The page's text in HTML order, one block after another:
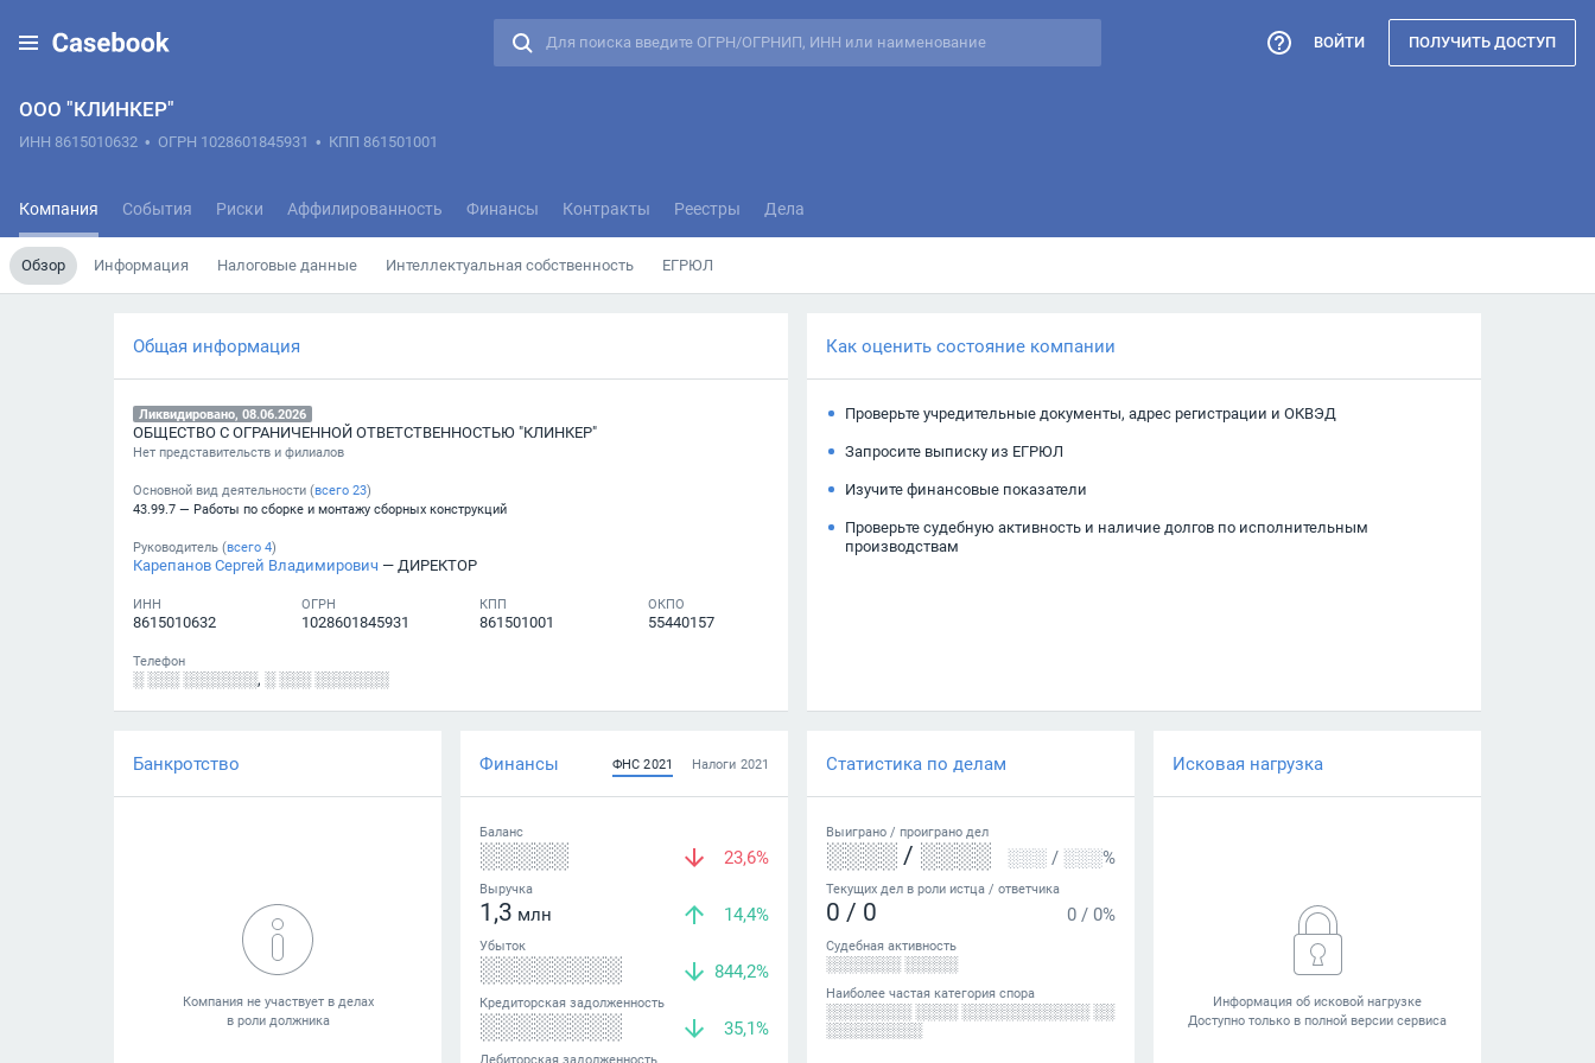
ООО "КЛИНКЕР"
ИНН 8615010632 • ОГРН 1028601845931 • КПП 861501001
Компания События Риски Аффилированность Финансы Контракты Реестры Дела
Обзор Информация Налоговые данные Интеллектуальная собственность ЕГРЮЛ
ВОЙТИ ПОЛУЧИТЬ ДОСТУП
Общая информация
Ликвидировано, 08.06.2026
ОБЩЕСТВО С ОГРАНИЧЕННОЙ ОТВЕТСТВЕННОСТЬЮ "КЛИНКЕР"
Нет представительств и филиалов
Основной вид деятельности (всего 23)
43.99.7 — Работы по сборке и монтажу сборных конструкций
Руководитель (всего 4)
Карепанов Сергей Владимирович — ДИРЕКТОР
ИНН
8615010632
ОГРН
1028601845931
КПП
861501001
ОКПО
55440157
Телефон
░ ░░░ ░░░░░░░, ░ ░░░ ░░░░░░░
Как оценить состояние компании
Проверьте учредительные документы, адрес регистрации и ОКВЭД
Запросите выписку из ЕГРЮЛ
Изучите финансовые показатели
Проверьте судебную активность и наличие долгов по исполнительным
производствам
Банкротство Финансы ФНС 2021 Налоги 2021
Баланс
░░░░░ 23,6%
Выручка
1,3 млн 14,4%
Убыток
░░░░░░░░ 844,2%
Кредиторская задолженность
░░░░░░░░ 35,1%
Дебиторская задолженность
Статистика по делам
Выиграно / проиграно дел
░░░░ / ░░░░ ░░░ / ░░░%
Текущих дел в роли истца / ответчика
0 / 0 0 / 0%
Судебная активность
░░░░░░░ ░░░░░
Наиболее частая категория спора
░░░░░░░░ ░░░░ ░░░░░░░░░░░░ ░░
░░░░░░░░░
Исковая нагрузка